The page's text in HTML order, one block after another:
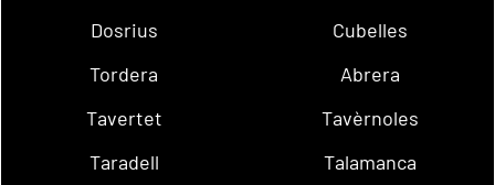
Dosrius
Cubelles
Tordera
Abrera
Tavertet
Tavèrnoles
Taradell
Talamanca